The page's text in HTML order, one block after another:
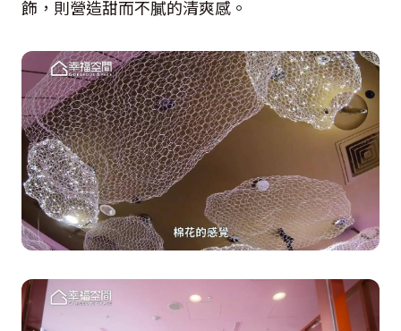
飾，則營造甜而不膩的清爽感。